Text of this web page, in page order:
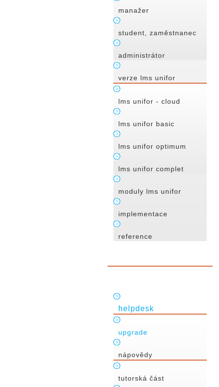
manažer
student, zaměstnanec
administrátor
verze lms unifor
lms unifor - cloud
lms unifor basic
lms unifor optimum
lms unifor complet
moduly lms unifor
implementace
reference
helpdesk
upgrade
nápovědy
tutorská část